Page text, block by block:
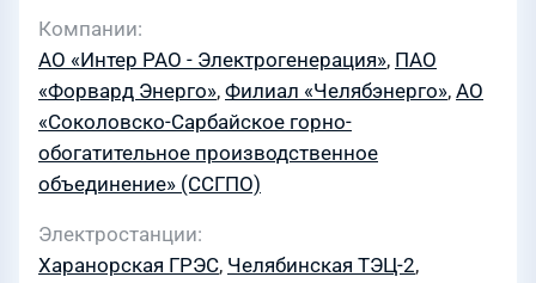
Компании
АО «Интер РАО - Электрогенерация», ПАО
«Форвард Энерго», Филиал «Челябэнерго», АО
«Соколовско-Сарбайское горно-
обогатительное производственное
объединение» (ССГПО)
Электростанции
Харанорская ГРЭС, Челябинская ТЭЦ-2,